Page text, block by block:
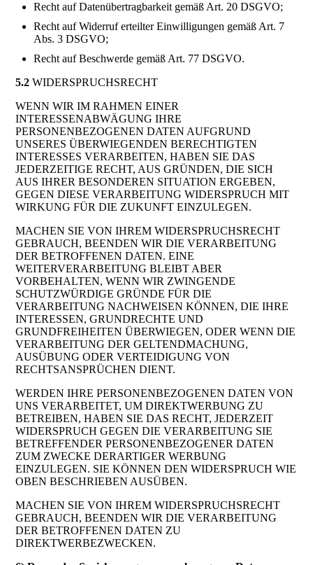
Recht auf Datenübertragbarkeit gemäß Art. 20 DSGVO;
Recht auf Widerruf erteilter Einwilligungen gemäß Art. 7
Abs. 3 DSGVO;
Recht auf Beschwerde gemäß Art. 77 DSGVO.
5.2 WIDERSPRUCHSRECHT
WENN WIR IM RAHMEN EINER
INTERESSENABWÄGUNG IHRE
PERSONENBEZOGENEN DATEN AUFGRUND
UNSERES ÜBERWIEGENDEN BERECHTIGTEN
INTERESSES VERARBEITEN, HABEN SIE DAS
JEDERZEITIGE RECHT, AUS GRÜNDEN, DIE SICH
AUS IHRER BESONDEREN SITUATION ERGEBEN,
GEGEN DIESE VERARBEITUNG WIDERSPRUCH MIT
WIRKUNG FÜR DIE ZUKUNFT EINZULEGEN.
MACHEN SIE VON IHREM WIDERSPRUCHSRECHT
GEBRAUCH, BEENDEN WIR DIE VERARBEITUNG
DER BETROFFENEN DATEN. EINE
WEITERVERARBEITUNG BLEIBT ABER
VORBEHALTEN, WENN WIR ZWINGENDE
SCHUTZWÜRDIGE GRÜNDE FÜR DIE
VERARBEITUNG NACHWEISEN KÖNNEN, DIE IHRE
INTERESSEN, GRUNDRECHTE UND
GRUNDFREIHEITEN ÜBERWIEGEN, ODER WENN DIE
VERARBEITUNG DER GELTENDMACHUNG,
AUSÜBUNG ODER VERTEIDIGUNG VON
RECHTSANSPRÜCHEN DIENT.
WERDEN IHRE PERSONENBEZOGENEN DATEN VON
UNS VERARBEITET, UM DIREKTWERBUNG ZU
BETREIBEN, HABEN SIE DAS RECHT, JEDERZEIT
WIDERSPRUCH GEGEN DIE VERARBEITUNG SIE
BETREFFENDER PERSONENBEZOGENER DATEN
ZUM ZWECKE DERARTIGER WERBUNG
EINZULEGEN. SIE KÖNNEN DEN WIDERSPRUCH WIE
OBEN BESCHRIEBEN AUSÜBEN.
MACHEN SIE VON IHREM WIDERSPRUCHSRECHT
GEBRAUCH, BEENDEN WIR DIE VERARBEITUNG
DER BETROFFENEN DATEN ZU
DIREKTWERBEZWECKEN.